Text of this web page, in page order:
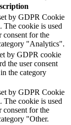
by GDPR Cookie
The cookie is used
consent for the
"Analytics".
by GDPR cookie
the user consent
the category
by GDPR Cookie
The cookie is used
consent for the
"Other.